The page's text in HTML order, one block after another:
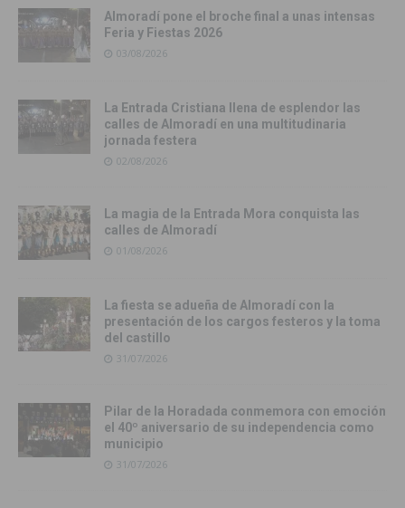
Almoradí pone el broche final a unas intensas
Feria y Fiestas 2026
03/08/2026
La Entrada Cristiana llena de esplendor las
calles de Almoradí en una multitudinaria
jornada festera
02/08/2026
La magia de la Entrada Mora conquista las
calles de Almoradí
01/08/2026
La fiesta se adueña de Almoradí con la
presentación de los cargos festeros y la toma
del castillo
31/07/2026
Pilar de la Horadada conmemora con emoción
el 40º aniversario de su independencia como
municipio
31/07/2026